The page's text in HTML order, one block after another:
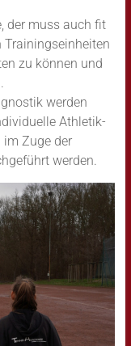
der muss auch fit
Trainingseinheiten
zu können und
werden
Athletik-
Zuge der
werden.